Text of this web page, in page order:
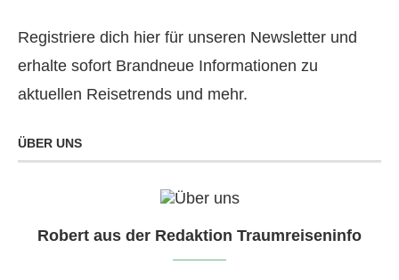
Registriere dich hier für unseren Newsletter und
erhalte sofort Brandneue Informationen zu
aktuellen Reisetrends und mehr.
ÜBER UNS
Robert aus der Redaktion Traumreiseninfo